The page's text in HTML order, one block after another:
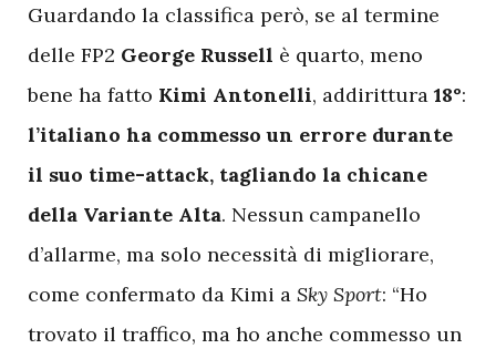
Guardando la classifica però, se al termine
delle FP2 George Russell è quarto, meno
bene ha fatto Kimi Antonelli, addirittura 18°:
l’italiano ha commesso un errore durante
il suo time-attack, tagliando la chicane
della Variante Alta. Nessun campanello
d’allarme, ma solo necessità di migliorare,
come confermato da Kimi a Sky Sport: “Ho
trovato il traffico, ma ho anche commesso un